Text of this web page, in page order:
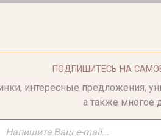
ПОДПИШИТЕСЬ НА
интересные предложения,
а также многое